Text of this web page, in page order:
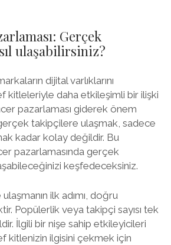
Gerçek
ulaşabilirsiniz?
dijital varlıklarını
kitleleriyle daha etkileşimli bir ilişki
pazarlaması giderek önem
takipçilere ulaşmak, sadece
kadar kolay değildir. Bu
pazarlamasında gerçek
keşfedeceksiniz.
ilk adımı, doğru
Popülerlik veya takipçi sayısı tek
İlgili bir nişe sahip etkileyicileri
kitlenizin ilgisini çekmek için